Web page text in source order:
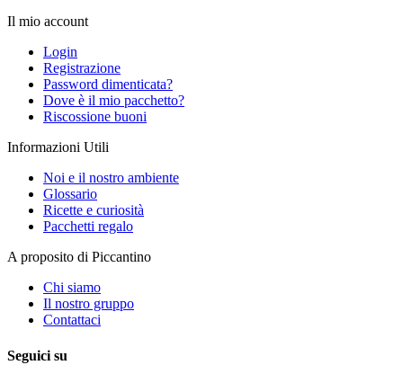
Il mio account
Login
Registrazione
Password dimenticata?
Dove è il mio pacchetto?
Riscossione buoni
Informazioni Utili
Noi e il nostro ambiente
Glossario
Ricette e curiosità
Pacchetti regalo
A proposito di Piccantino
Chi siamo
Il nostro gruppo
Contattaci
Seguici su